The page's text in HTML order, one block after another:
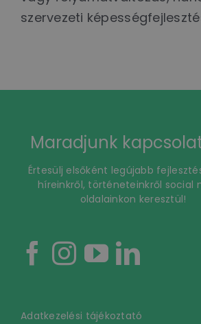
szervezeti
Maradjunk
Értesülj elsőként legújabb
híreinkről, történeteinkről social
oldalainkon keresztül!
Adatkezelési tájékoztató